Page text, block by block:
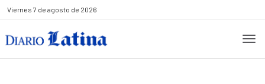
Viernes 7 de agosto de 2026